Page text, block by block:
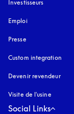
Investisseurs
Emploi
Presse
Custom integration
Devenir revendeur
Visite de l'usine
Social Links